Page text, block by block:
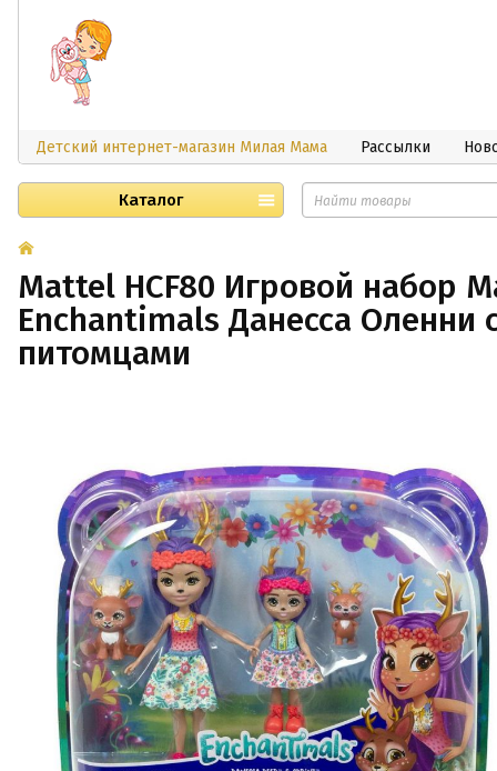
Детский интернет-магазин Милая Мама Рассылки
Каталог
Mattel HCF80 Игровой набор
Enchantimals Данесса Оленни
питомцами